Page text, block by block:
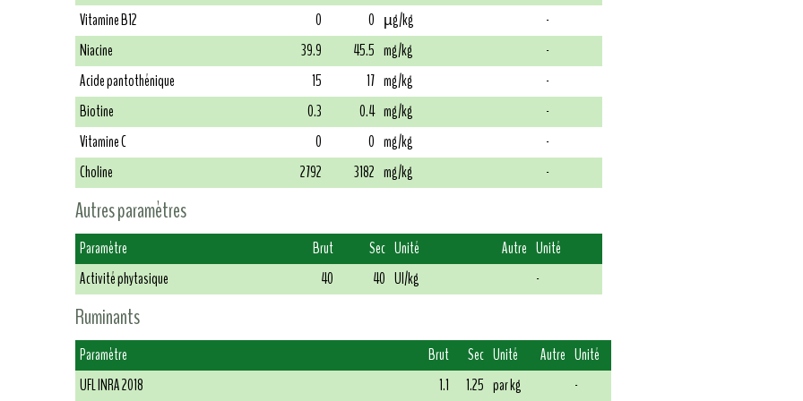
Vitamine B12 0 0 µg/kg
-
Niacine
39.9 45.5 mg/kg
-
Acide pantothénique
15 17 mg/kg
-
Biotine
0.3 0.4 mg/kg
-
Vitamine C
0 0 mg/kg
-
Choline
2792 3182 mg/kg -
Autres paramètres
Paramètre Brut Sec Unité Autre Unité
Activité phytasique
40 40 UI/kg -
Ruminants
Paramètre Brut Sec Unité Autre Unité
UFL INRA 2018
1.1 1.25 par kg -